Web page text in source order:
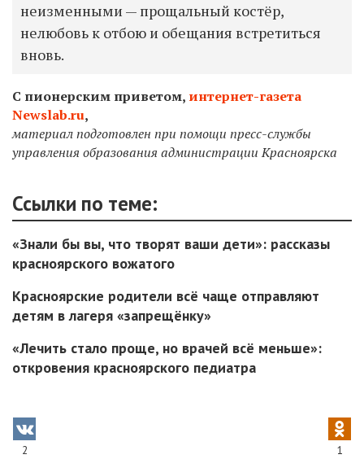
неизменными — прощальный костёр,
нелюбовь к отбою и обещания встретиться
вновь.
С пионерским приветом, интернет-газета
Newslab.ru,
материал подготовлен при помощи пресс-службы
управления образования администрации Красноярска
Ссылки по теме:
«Знали бы вы, что творят ваши дети»: рассказы
красноярского вожатого
Красноярские родители всё чаще отправляют
детям в лагеря «запрещёнку»
«Лечить стало проще, но врачей всё меньше»:
откровения красноярского педиатра
2 1